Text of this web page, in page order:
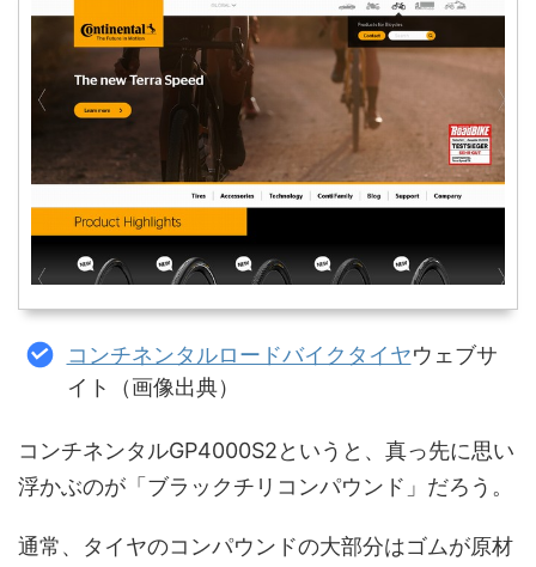
コンチネンタルロードバイクタイヤウェブサ
イト（画像出典）
コンチネンタルGP4000S2というと、真っ先に思い
浮かぶのが「ブラックチリコンパウンド」だろう。
通常、タイヤのコンパウンドの大部分はゴムが原材